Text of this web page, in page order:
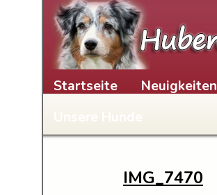
Skip to content
Startseite Neuigkeiten
Unsere Hunde
IMG_7470